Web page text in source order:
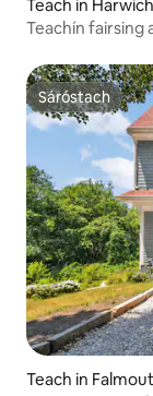
Teach in Harwich
Teachín fairsing
Sáróstach
Sáróstach
Teach in